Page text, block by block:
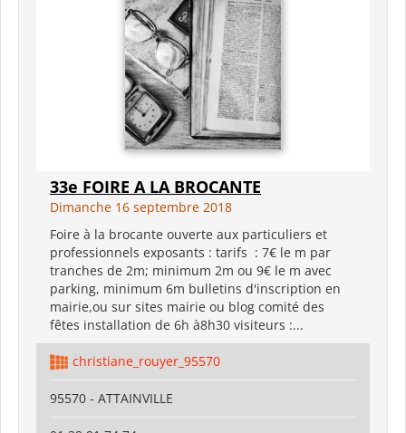
33e FOIRE A LA BROCANTE
Dimanche 16 septembre 2018
Foire à la brocante ouverte aux particuliers et
professionnels exposants : tarifs : 7€ le m par
tranches de 2m; minimum 2m ou 9€ le m avec
parking, minimum 6m bulletins d'inscription en
mairie,ou sur sites mairie ou blog comité des
fêtes installation de 6h à8h30 visiteurs :...
christiane_rouyer_95570
95570 - ATTAINVILLE